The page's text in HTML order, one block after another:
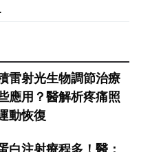
雷射光生物調節治療
應用？醫解析疼痛照
動恢復